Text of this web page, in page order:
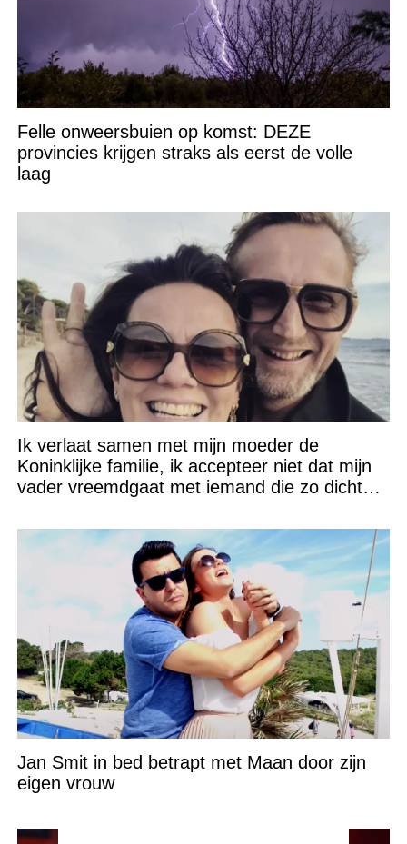
Felle onweersbuien op komst: DEZE
provincies krijgen straks als eerst de volle
laag
Ik verlaat samen met mijn moeder de
Koninklijke familie, ik accepteer niet dat mijn
vader vreemdgaat met iemand die zo dichtbij
Jan Smit in bed betrapt met Maan door zijn
eigen vrouw